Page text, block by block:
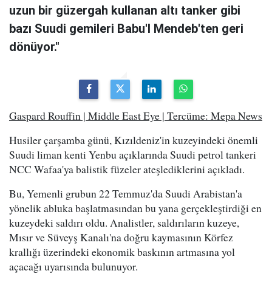
uzun bir güzergah kullanan altı tanker gibi
bazı Suudi gemileri Babu'l Mendeb'ten geri
dönüyor."
Gaspard Rouffin | Middle East Eye | Tercüme: Mepa News
Husiler çarşamba günü, Kızıldeniz'in kuzeyindeki önemli
Suudi liman kenti Yenbu açıklarında Suudi petrol tankeri
NCC Wafaa'ya balistik füzeler ateşlediklerini açıkladı.
Bu, Yemenli grubun 22 Temmuz'da Suudi Arabistan'a
yönelik abluka başlatmasından bu yana gerçekleştirdiği en
kuzeydeki saldırı oldu. Analistler, saldırıların kuzeye,
Mısır ve Süveyş Kanalı'na doğru kaymasının Körfez
krallığı üzerindeki ekonomik baskının artmasına yol
açacağı uyarısında bulunuyor.